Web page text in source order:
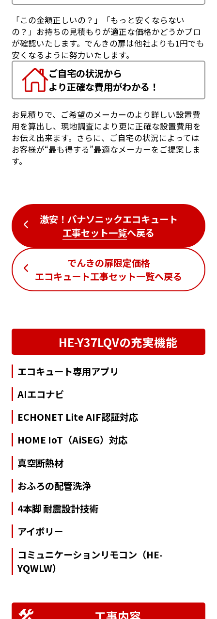
「この金額正しいの？」「もっと安くならない
の？」お持ちの見積もりが適正な価格かどうかプロ
が確認いたします。でんきの扉は他社よりも1円でも
安くなるように努力いたします。
ご自宅の状況から
より正確な費用がわかる！
お見積りで、ご希望のメーカーのより詳しい設置費
用を算出し、現地調査により更に正確な設置費用を
お伝え出来ます。さらに、ご自宅の状況によっては
お客様が“最も得する”最適なメーカーをご提案しま
す。
激安！パナソニックエコキュート
工事セット一覧へ戻る
でんきの扉限定価格
エコキュート工事セット一覧へ戻る
HE-Y37LQVの充実機能
エコキュート専用アプリ
AIエコナビ
ECHONET Lite AIF認証対応
HOME IoT（AiSEG）対応
真空断熱材
おふろの配管洗浄
4本脚 耐震設計技術
アイボリー
コミュニケーションリモコン（HE-
YQWLW）